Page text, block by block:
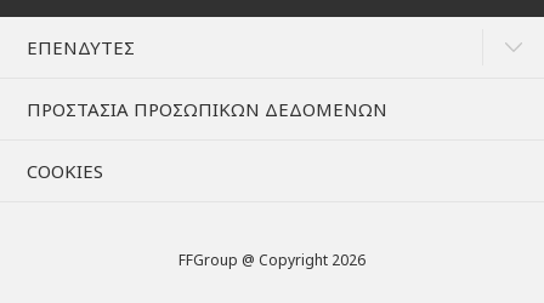
ΕΠΕΝΔΥΤΕΣ
ΠΡΟΣΤΑΣΙΑ ΠΡΟΣΩΠΙΚΩΝ ΔΕΔΟΜΕΝΩΝ
COOKIES
FFGroup @ Copyright 2026